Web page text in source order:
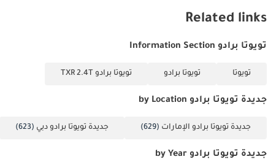
Related links
تويوتا برادو Information Section
تويوتا تويوتا برادو تويوتا برادو TXR 2.4T
جديدة تويوتا برادو by Location
جديدة تويوتا برادو الإمارات (629) جديدة تويوتا برادو دبي (623)
جديدة تويوتا برادو by Year